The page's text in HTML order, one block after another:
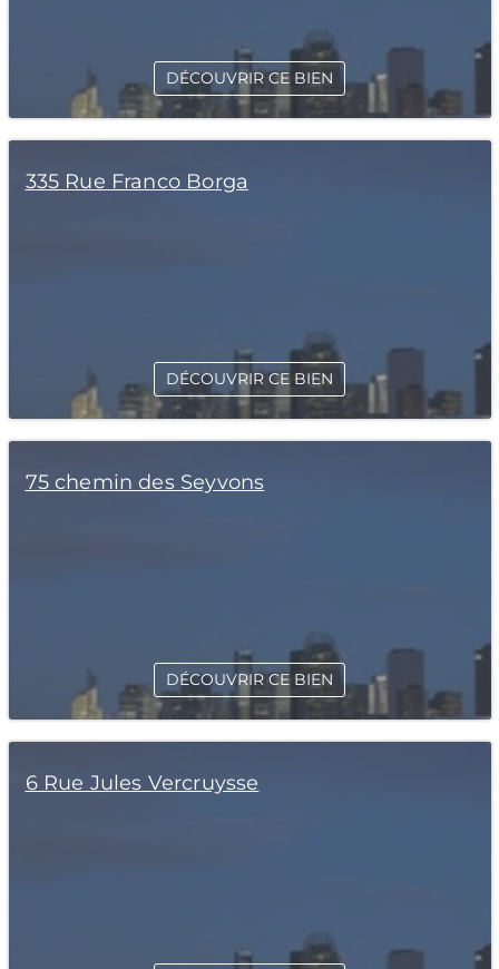
DÉCOUVRIR CE BIEN
335 Rue Franco Borga
DÉCOUVRIR CE BIEN
75 chemin des Seyvons
DÉCOUVRIR CE BIEN
6 Rue Jules Vercruysse